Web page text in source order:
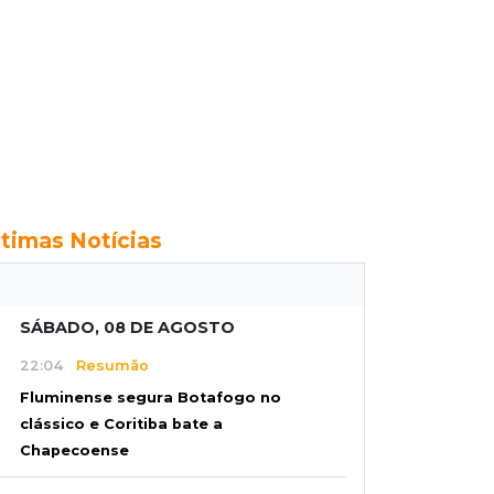
Notícias
SÁBADO, 08 DE AGOSTO
22:04 Resumão
Fluminense segura Botafogo no
clássico e Coritiba bate a
Chapecoense